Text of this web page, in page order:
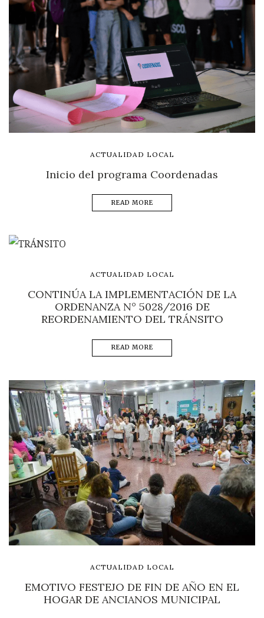
ACTUALIDAD LOCAL
Inicio del programa Coordenadas
READ MORE
ACTUALIDAD LOCAL
CONTINÚA LA IMPLEMENTACIÓN DE LA
ORDENANZA N° 5028/2016 DE
REORDENAMIENTO DEL TRÁNSITO
READ MORE
ACTUALIDAD LOCAL
EMOTIVO FESTEJO DE FIN DE AÑO EN EL
HOGAR DE ANCIANOS MUNICIPAL